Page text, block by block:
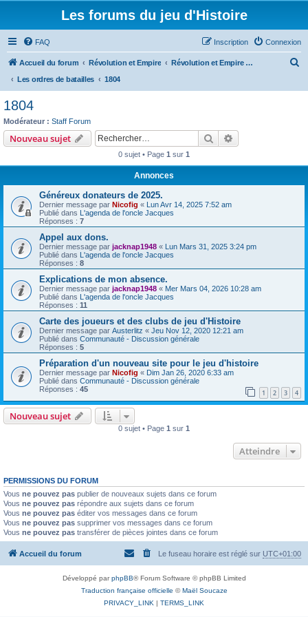
Les forums du jeu d'Histoire
FAQ Connexion
Inscription
Accueil du forum Révolution et Empire
Révolution et Empire - Histoire, organisation, ordres de bataille, uniformes et armements
Les ordres de batailles
1804
1804
Modérateur : Staff Forum
Nouveau sujet Rechercher
0 sujet • Page 1 sur 1
Annonces
Généreux donateurs de 2025.
Dernier message par Nicofig « Lun Avr 14, 2025 7:52 am
Publié dans L'agenda de l'oncle Jacques
Réponses : 7
Appel aux dons.
Dernier message par jacknap1948 « Lun Mars 31, 2025 3:24 pm
Publié dans L'agenda de l'oncle Jacques
Réponses : 8
Explications de mon absence.
Dernier message par jacknap1948 « Mer Mars 04, 2026 10:28 am
Publié dans L'agenda de l'oncle Jacques
Réponses : 11
Carte des joueurs et des clubs de jeu d'Histoire
Dernier message par Austerlitz « Jeu Nov 12, 2020 12:21 am
Publié dans Communauté - Discussion générale
Réponses : 5
Préparation d'un nouveau site pour le jeu d'histoire
Dernier message par Nicofig « Dim Jan 26, 2020 6:33 am
Publié dans Communauté - Discussion générale
Réponses : 45 1 2 3 4
Nouveau sujet
0 sujet • Page 1 sur 1
Atteindre
PERMISSIONS DU FORUM
Vous ne pouvez pas publier de nouveaux sujets dans ce forum
Vous ne pouvez pas répondre aux sujets dans ce forum
Vous ne pouvez pas éditer vos messages dans ce forum
Vous ne pouvez pas supprimer vos messages dans ce forum
Vous ne pouvez pas transférer de pièces jointes dans ce forum
Accueil du forum Le fuseau horaire est réglé sur UTC+01:00
Développé parphpBB® Forum Software © phpBB Limited
Traduction française officielle ©Maël Soucaze
PRIVACY_LINK | TERMS_LINK